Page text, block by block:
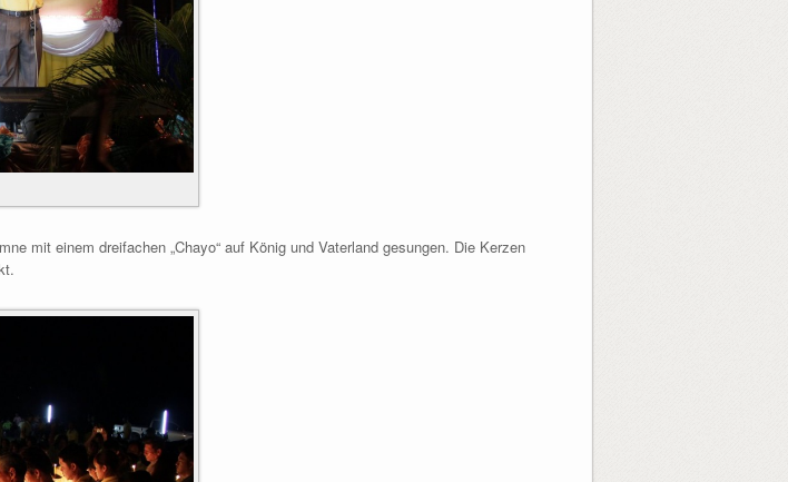
mit einem dreifachen „Chayo“ auf König und Vaterland gesungen. Die Kerzen